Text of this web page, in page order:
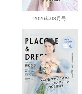
2026年08月号